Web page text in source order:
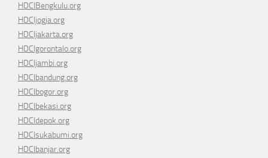
HDCIBengkulu.org
HDCIjogja.org
HDCIjakarta.org
HDCIgorontalo.org
HDCIjambi.org
HDCIbandung.org
HDCIbogor.org
HDCIbekasi.org
HDCIdepok.org
HDCIsukabumi.org
HDCIbanjar.org